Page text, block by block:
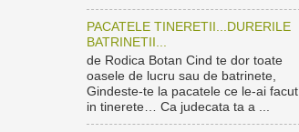
PACATELE TINERETII...DURERILE
BATRINETII...
de Rodica Botan Cind te dor toate
oasele de lucru sau de batrinete,
Gindeste-te la pacatele ce le-ai facut
in tinerete… Ca judecata ta a ...